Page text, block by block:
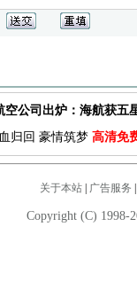
空公司出炉：海航获五
归回 豪情筑梦 高清免
关于本站| 广告服务
Copyright (C) 1998-